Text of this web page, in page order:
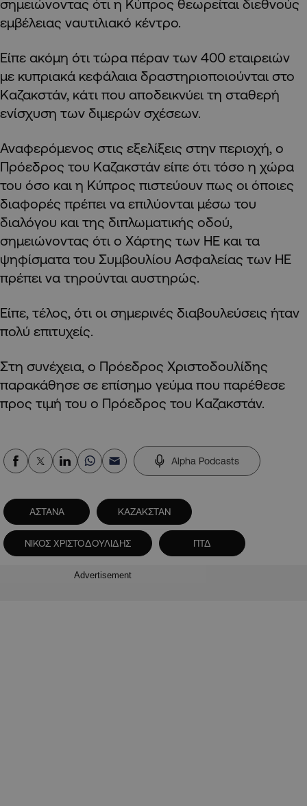
σημειώνοντας ότι η Κύπρος θεωρείται διεθνούς
εμβέλειας ναυτιλιακό κέντρο.
Είπε ακόμη ότι τώρα πέραν των 400 εταιρειών
με κυπριακά κεφάλαια δραστηριοποιούνται στο
Καζακστάν, κάτι που αποδεικνύει τη σταθερή
ενίσχυση των διμερών σχέσεων.
Αναφερόμενος στις εξελίξεις στην περιοχή, ο
Πρόεδρος του Καζακστάν είπε ότι τόσο η χώρα
του όσο και η Κύπρος πιστεύουν πως οι όποιες
διαφορές πρέπει να επιλύονται μέσω του
διαλόγου και της διπλωματικής οδού,
σημειώνοντας ότι ο Χάρτης των ΗΕ και τα
ψηφίσματα του Συμβουλίου Ασφαλείας των ΗΕ
πρέπει να τηρούνται αυστηρώς.
Είπε, τέλος, ότι οι σημερινές διαβουλεύσεις ήταν
πολύ επιτυχείς.
Στη συνέχεια, ο Πρόεδρος Χριστοδουλίδης
παρακάθησε σε επίσημο γεύμα που παρέθεσε
προς τιμή του ο Πρόεδρος του Καζακστάν.
Alpha Podcasts
ΑΣΤΑΝΑ ΚΑΖΑΚΣΤΑΝ
ΝΙΚΟΣ ΧΡΙΣΤΟΔΟΥΛΙΔΗΣ ΠΤΔ
Advertisement